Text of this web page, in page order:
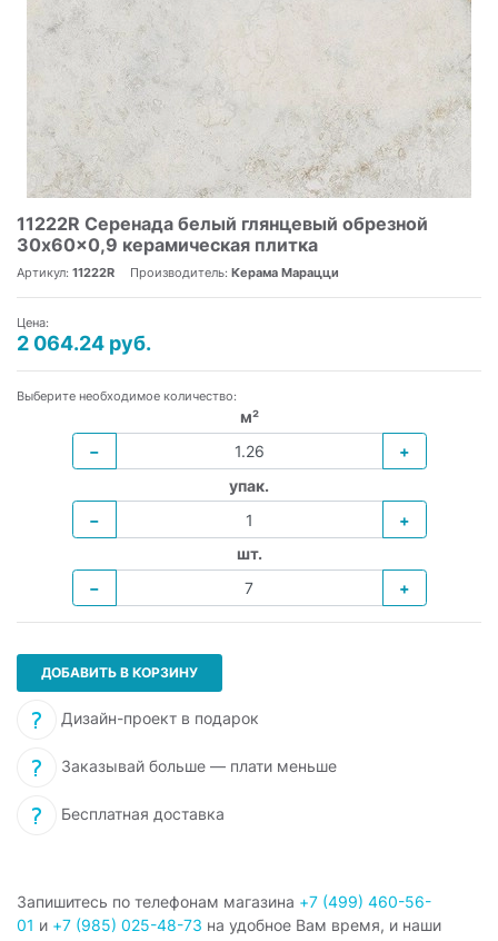
11222R Серенада белый глянцевый обрезной
30x60x0,9 керамическая плитка
Артикул: 11222R Производитель: Керама Марацци
Цена:
2 064.24 руб.
Выберите необходимое количество:
м²
−
+
упак.
−
+
шт.
−
+
ДОБАВИТЬ В КОРЗИНУ
Дизайн-проект в подарок
Заказывай больше — плати меньше
Бесплатная доставка
Запишитесь по телефонам магазина +7 (499) 460-56-
01 и +7 (985) 025-48-73 на удобное Вам время, и наши